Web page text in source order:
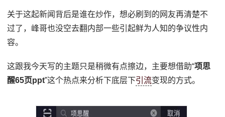
关于这起新闻背后是谁在炒作，想必刷到的网友再清楚不
过了，峰哥也没空去翻内部一些引起鲜为人知的争议性内
容。
这跟我今天写的主题只是稍微有点擦边，主要想借助“项思
醒65页ppt”这个热点来分析下底层下引流变现的方式。